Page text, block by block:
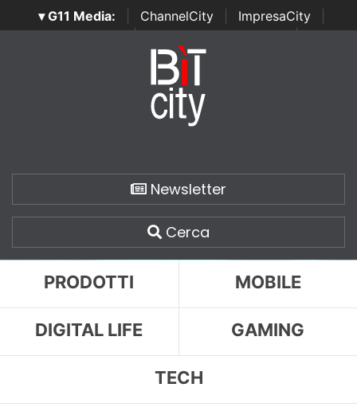
▾ G11 Media: ChannelCity ImpresaCity
SecurityOpenLab | Italian Channel Awards | Italian
Italian Security Awards
Newsletter
Cerca
PRODOTTI MOBILE
DIGITAL LIFE GAMING
TECH